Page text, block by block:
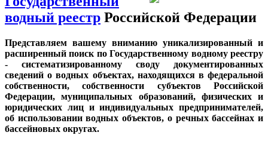
водный реестр Российской Федерации
Представляем вашему вниманию уникализированный и
расширенный поиск по Государственному водному реестру
- систематизированному своду документированных
сведений о водных объектах, находящихся в федеральной
собственности, собственности субъектов Российской
Федерации, муниципальных образований, физических и
юридических лиц и индивидуальных предпринимателей,
об использовании водных объектов, о речных бассейнах и
бассейновых округах.